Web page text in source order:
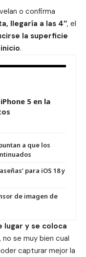
o confirma
llegaría a las 4″, el
la superficie
.
5 en la
a que los
para iOS 18 y
de imagen de
lugar y se coloca
, no se muy bien cual
capturar mejor la